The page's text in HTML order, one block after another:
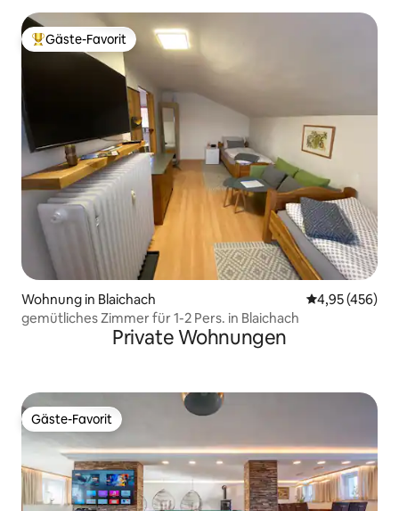
Beliebter Gäste-Favorit.
Gäste-Favorit
Wohnung in Blaichach
4,95 (456)
gemütliches Zimmer für 1-2 Pers. in Blaichach
Private Wohnungen
Gäste-Favorit
Gäste-Favorit